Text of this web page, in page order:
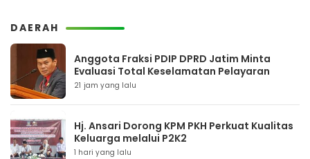
DAERAH
Anggota Fraksi PDIP DPRD Jatim Minta
Evaluasi Total Keselamatan Pelayaran
21 jam yang lalu
Hj. Ansari Dorong KPM PKH Perkuat Kualitas
Keluarga melalui P2K2
1 hari yang lalu